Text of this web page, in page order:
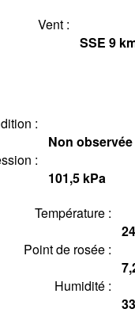
Vent :
SSE 9
:
Non observée
:
101,5 kPa
Température :
Point de rosée :
Humidité :